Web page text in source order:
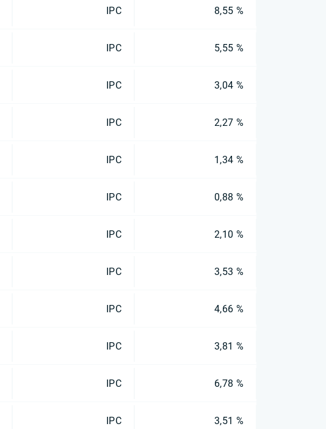
IPC 8,55 %
IPC 5,55 %
IPC 3,04 %
IPC 2,27 %
IPC 1,34 %
IPC 0,88 %
IPC 2,10 %
IPC 3,53 %
IPC 4,66 %
IPC 3,81 %
IPC 6,78 %
IPC 3,51 %